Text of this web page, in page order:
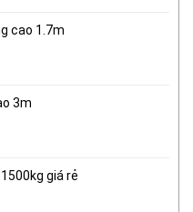
cao 1.7m
3m
giá rẻ